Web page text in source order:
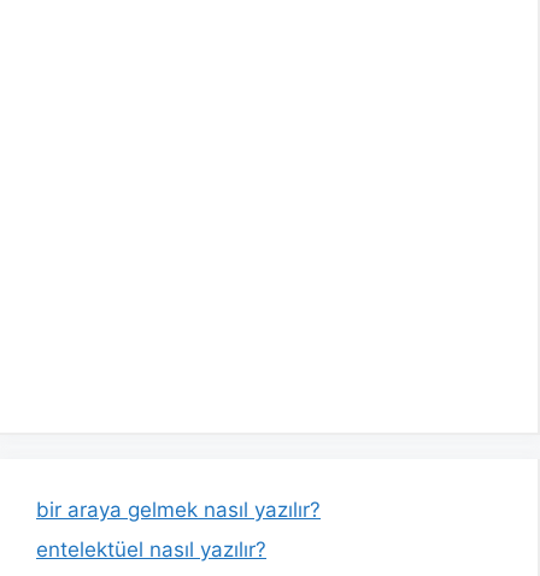
bir araya gelmek nasıl yazılır?
entelektüel nasıl yazılır?